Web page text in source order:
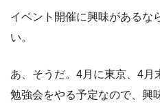
イベント開催に興味があるな
い。
あ、そうだ。4月に東京、4月
勉強会をやる予定なので、興